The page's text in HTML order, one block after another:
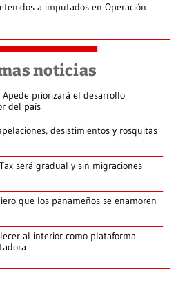
a imputados en Operación
noticias
priorizará el desarrollo
del país
desistimientos y rosquitas
será gradual y sin migraciones
que los panameños se enamoren
al interior como plataforma